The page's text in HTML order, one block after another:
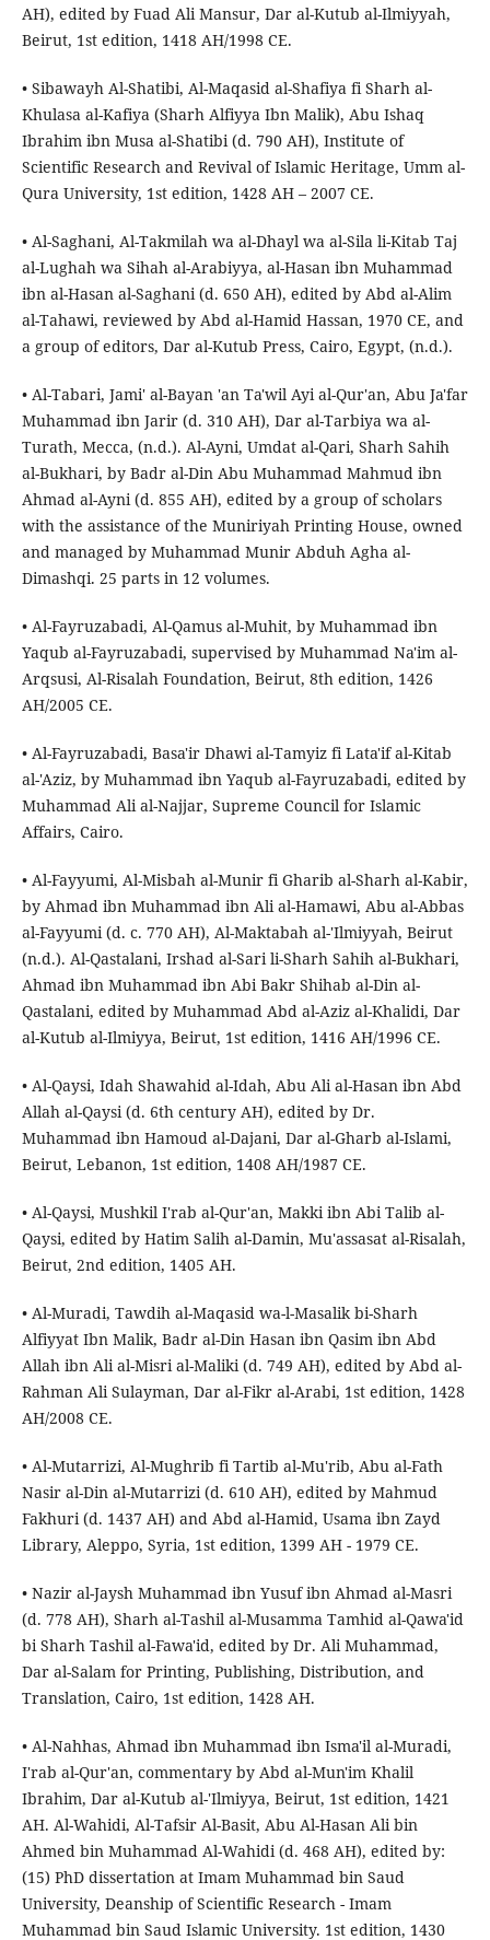
AH), edited by Fuad Ali Mansur, Dar al-Kutub al-Ilmiyyah,
Beirut, 1st edition, 1418 AH/1998 CE.
• Sibawayh Al-Shatibi, Al-Maqasid al-Shafiya fi Sharh al-
Khulasa al-Kafiya (Sharh Alfiyya Ibn Malik), Abu Ishaq
Ibrahim ibn Musa al-Shatibi (d. 790 AH), Institute of
Scientific Research and Revival of Islamic Heritage, Umm al-
Qura University, 1st edition, 1428 AH – 2007 CE.
• Al-Saghani, Al-Takmilah wa al-Dhayl wa al-Sila li-Kitab Taj
al-Lughah wa Sihah al-Arabiyya, al-Hasan ibn Muhammad
ibn al-Hasan al-Saghani (d. 650 AH), edited by Abd al-Alim
al-Tahawi, reviewed by Abd al-Hamid Hassan, 1970 CE, and
a group of editors, Dar al-Kutub Press, Cairo, Egypt, (n.d.).
• Al-Tabari, Jami' al-Bayan 'an Ta'wil Ayi al-Qur'an, Abu Ja'far
Muhammad ibn Jarir (d. 310 AH), Dar al-Tarbiya wa al-
Turath, Mecca, (n.d.). Al-Ayni, Umdat al-Qari, Sharh Sahih
al-Bukhari, by Badr al-Din Abu Muhammad Mahmud ibn
Ahmad al-Ayni (d. 855 AH), edited by a group of scholars
with the assistance of the Muniriyah Printing House, owned
and managed by Muhammad Munir Abduh Agha al-
Dimashqi. 25 parts in 12 volumes.
• Al-Fayruzabadi, Al-Qamus al-Muhit, by Muhammad ibn
Yaqub al-Fayruzabadi, supervised by Muhammad Na'im al-
Arqsusi, Al-Risalah Foundation, Beirut, 8th edition, 1426
AH/2005 CE.
• Al-Fayruzabadi, Basa'ir Dhawi al-Tamyiz fi Lata'if al-Kitab
al-'Aziz, by Muhammad ibn Yaqub al-Fayruzabadi, edited by
Muhammad Ali al-Najjar, Supreme Council for Islamic
Affairs, Cairo.
• Al-Fayyumi, Al-Misbah al-Munir fi Gharib al-Sharh al-Kabir,
by Ahmad ibn Muhammad ibn Ali al-Hamawi, Abu al-Abbas
al-Fayyumi (d. c. 770 AH), Al-Maktabah al-'Ilmiyyah, Beirut
(n.d.). Al-Qastalani, Irshad al-Sari li-Sharh Sahih al-Bukhari,
Ahmad ibn Muhammad ibn Abi Bakr Shihab al-Din al-
Qastalani, edited by Muhammad Abd al-Aziz al-Khalidi, Dar
al-Kutub al-Ilmiyya, Beirut, 1st edition, 1416 AH/1996 CE.
• Al-Qaysi, Idah Shawahid al-Idah, Abu Ali al-Hasan ibn Abd
Allah al-Qaysi (d. 6th century AH), edited by Dr.
Muhammad ibn Hamoud al-Dajani, Dar al-Gharb al-Islami,
Beirut, Lebanon, 1st edition, 1408 AH/1987 CE.
• Al-Qaysi, Mushkil I'rab al-Qur'an, Makki ibn Abi Talib al-
Qaysi, edited by Hatim Salih al-Damin, Mu'assasat al-Risalah,
Beirut, 2nd edition, 1405 AH.
• Al-Muradi, Tawdih al-Maqasid wa-l-Masalik bi-Sharh
Alfiyyat Ibn Malik, Badr al-Din Hasan ibn Qasim ibn Abd
Allah ibn Ali al-Misri al-Maliki (d. 749 AH), edited by Abd al-
Rahman Ali Sulayman, Dar al-Fikr al-Arabi, 1st edition, 1428
AH/2008 CE.
• Al-Mutarrizi, Al-Mughrib fi Tartib al-Mu'rib, Abu al-Fath
Nasir al-Din al-Mutarrizi (d. 610 AH), edited by Mahmud
Fakhuri (d. 1437 AH) and Abd al-Hamid, Usama ibn Zayd
Library, Aleppo, Syria, 1st edition, 1399 AH - 1979 CE.
• Nazir al-Jaysh Muhammad ibn Yusuf ibn Ahmad al-Masri
(d. 778 AH), Sharh al-Tashil al-Musamma Tamhid al-Qawa'id
bi Sharh Tashil al-Fawa'id, edited by Dr. Ali Muhammad,
Dar al-Salam for Printing, Publishing, Distribution, and
Translation, Cairo, 1st edition, 1428 AH.
• Al-Nahhas, Ahmad ibn Muhammad ibn Isma'il al-Muradi,
I'rab al-Qur'an, commentary by Abd al-Mun'im Khalil
Ibrahim, Dar al-Kutub al-'Ilmiyya, Beirut, 1st edition, 1421
AH. Al-Wahidi, Al-Tafsir Al-Basit, Abu Al-Hasan Ali bin
Ahmed bin Muhammad Al-Wahidi (d. 468 AH), edited by:
(15) PhD dissertation at Imam Muhammad bin Saud
University, Deanship of Scientific Research - Imam
Muhammad bin Saud Islamic University. 1st edition, 1430